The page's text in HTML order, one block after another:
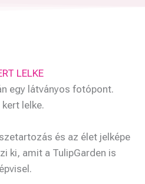
LELKE
egy látványos fotópont.
kert lelke.
és az élet jelképe
ki, amit a TulipGarden is